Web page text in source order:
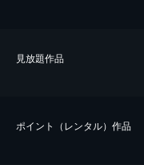
⾒放題作品
ポイント（レンタル）作品